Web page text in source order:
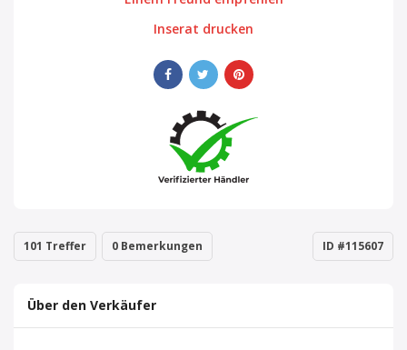
Inserat drucken
101 Treffer 0 Bemerkungen ID #115607
Über den Verkäufer